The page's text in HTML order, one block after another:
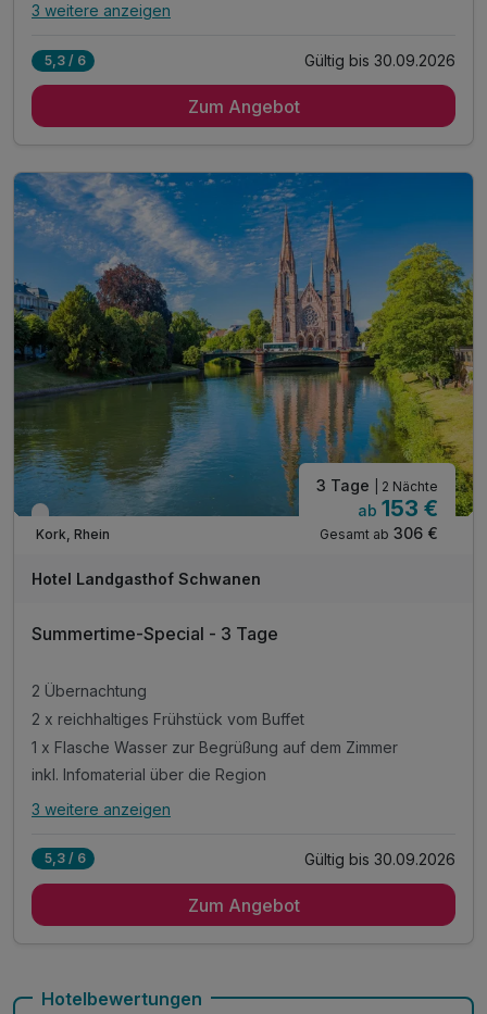
Alle Inklusivleistungen
3 x reichhaltiges Frühstück vom Buffet
inkl. Parkplatz
inkl. WLAN
inkl. Übernachtungssteuer
3 weitere anzeigen
5,3 / 6 Gültig bis 30.09.2026
Zum Angebot
Nur noch bis September
Kork, Rhein
3 Tage | 2 Nächte
ab 153 €
Gesamt ab 306 €
Hotel Landgasthof Schwanen
Summertime-Special - 3 Tage
2 Übernachtung
2 x reichhaltiges Frühstück vom Buffet
1 x Flasche Wasser zur Begrüßung auf dem Zimmer
inkl. Infomaterial über die Region
Alle Inklusivleistungen
2 x reichhaltiges Frühstück vom Buffet
inkl. Parkplatz am Hotel
3 weitere anzeigen
5,3 / 6 Gültig bis 30.09.2026
Zum Angebot
Hotelbewertungen